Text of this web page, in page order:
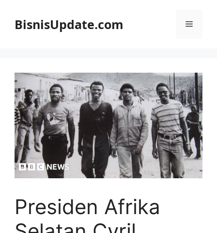
BisnisUpdate.com Menu
Presiden Afrika